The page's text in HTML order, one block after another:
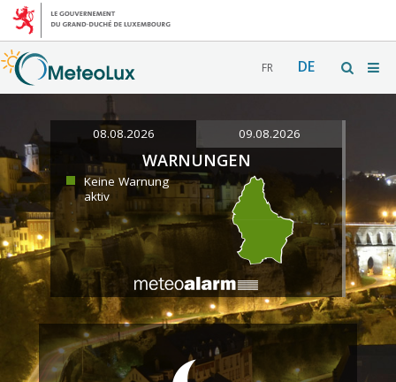
FR DE
08.08.2026 09.08.2026
WARNUNGEN
Keine Warnung
aktiv